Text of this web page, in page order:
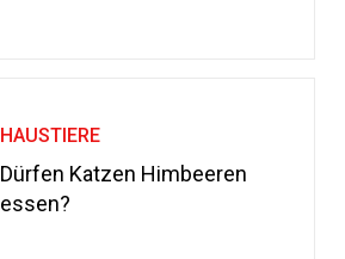
HAUSTIERE
Dürfen Katzen Himbeeren
essen?